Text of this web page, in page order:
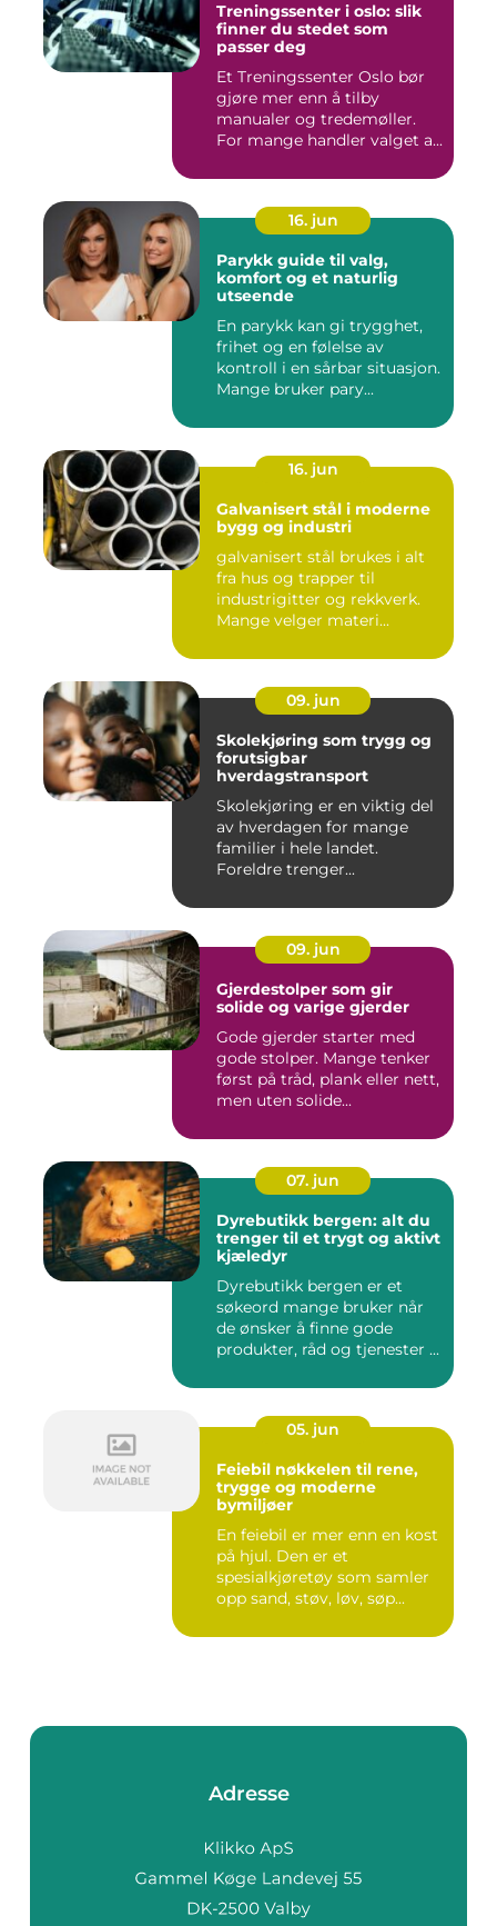
Treningssenter i oslo: slik
finner du stedet som
passer deg
Et Treningssenter Oslo bør
gjøre mer enn å tilby
manualer og tredemøller.
For mange handler valget a...
16. jun
Parykk guide til valg,
komfort og et naturlig
utseende
En parykk kan gi trygghet,
frihet og en følelse av
kontroll i en sårbar situasjon.
Mange bruker pary...
16. jun
Galvanisert stål i moderne
bygg og industri
galvanisert stål brukes i alt
fra hus og trapper til
industrigitter og rekkverk.
Mange velger materi...
09. jun
Skolekjøring som trygg og
forutsigbar
hverdagstransport
Skolekjøring er en viktig del
av hverdagen for mange
familier i hele landet.
Foreldre trenger...
09. jun
Gjerdestolper som gir
solide og varige gjerder
Gode gjerder starter med
gode stolper. Mange tenker
først på tråd, plank eller nett,
men uten solide...
07. jun
Dyrebutikk bergen: alt du
trenger til et trygt og aktivt
kjæledyr
Dyrebutikk bergen er et
søkeord mange bruker når
de ønsker å finne gode
produkter, råd og tjenester ...
05. jun
Feiebil nøkkelen til rene,
trygge og moderne
bymiljøer
En feiebil er mer enn en kost
på hjul. Den er et
spesialkjøretøy som samler
opp sand, støv, løv, søp...
Adresse